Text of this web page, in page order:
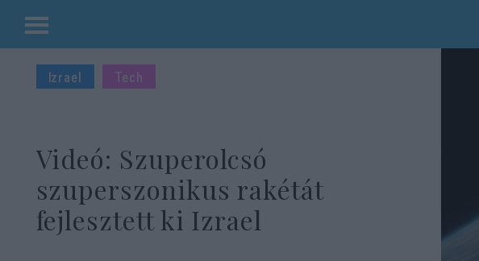
Kilépés
tartalomba
Izrael Tech
Videó: Szuperolcsó
szuperszonikus rakétát
fejlesztett ki Izrael